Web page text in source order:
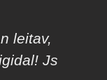
leitav,
Js